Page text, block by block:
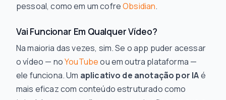
pessoal, como em um cofreObsidian.
Vai Funcionar Em Qualquer Vídeo?
Na maioria das vezes, sim. Se o app puder acessar
o vídeo — noYouTubeou em outra plataforma —
ele funciona. Um aplicativo de anotação por IAé
mais eficaz com conteúdo estruturado como